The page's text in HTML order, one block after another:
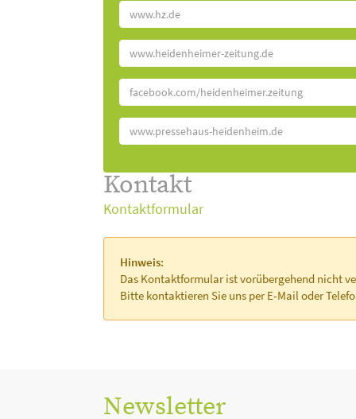
www.hz.de
www.heidenheimer-zeitung.de
facebook.com/heidenheimer.zeitung
www.pressehaus-heidenheim.de
Kontakt
Kontaktformular
Hinweis:
Das Kontaktformular ist vorübergehend nicht
Bitte kontaktieren Sie uns per E-Mail oder
Newsletter